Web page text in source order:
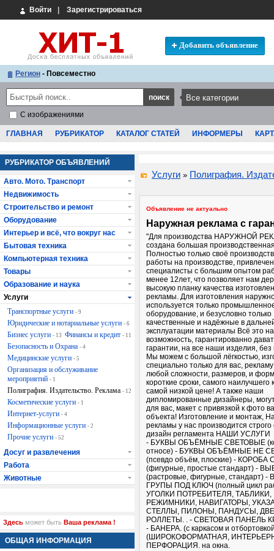
Войти Зарегистрироваться
Добавить объявление
Регион - Повсеместно
С изображениями
ГЛАВНАЯ РУБРИКАТОР КАТАЛОГ СТАТЕЙ ИНФОРМЕРЫ
Услуги » Полиграфия.
Объявление не актуально
Наружная реклама с
"Для производства НАРУЖНОЙ
создана большая
Полностью только своё
работы на производстве,
специалисты с большим опытом
менее 12лет, что позволяет нам
высокую планку качества
рекламы. Для изготовления
используется только
оборудование, и безусловно только
качественные и надёжные в
эксплуатации материалы Всё это
возможность, гарантированно
гарантии, на все наши изделия, без
Мы можем с большой лёгкостью,
специально только для вас,
любой сложности, размеров, и
короткие сроки, самого наилучшего
самой низкой цене! А также наши
дипломированные дизайнеры, могут
для вас, макет с привязкой к фото
объекта! Изготовление и монтаж,
рекламы у нас производится строго
дизайн регламента НАШИ УСЛУГИ
- БУКВЫ ОБЪЁМНЫЕ СВЕТОВЫЕ
относе) - БУКВЫ ОБЪЁМНЫЕ НЕ
(псевдо объём, плоские) -
(фигурные, простые стандарт) -
(растровые, фигурные, стандарт)
ГРУПЫ ПОД КЛЮЧ (полный цикл
УГОЛКИ ПОТРЕБИТЕЛЯ, ТАБЛИКИ,
РЕЖИМНИКИ, НАВИГАТОРЫ,
СТЕЛЛЫ, ПИЛОНЫ, ПАНДУСЫ,
РОЛЛЕТЫ. . - СВЕТОВАЯ ПАНЕЛЬ
- БАНЕРА. (с каркасом и
(ШИРОКОФОРМАТНАЯ,
ПЕРФОРАЦИЯ. на окна.
РУБРИКАТОР ОБЪЯВЛЕНИЙ
Авто. Мото. Транспорт
Недвижимость
Строительство и ремонт
Оборудование
Интерьер и всё, что вокруг нас
Бытовая техника
Компьютерная техника
Товары
Образование и наука
Услуги
Транспортные услуги - 9
Юридические и нотариальные услуги - 6
Бизнес услуги - 13 Финансы и кредит - 11
Безопасность и Охрана - 4
Медицинские услуги - 5
Организация и обслуживание
мероприятий - 1
Полиграфия. Издательство. Реклама - 12
Косметические услуги - 1
Интернет-услуги - 4
Информационные услуги - 2
Прочие услуги - 52
Досуг и развлечения
Работа
Животные
Здесь может быть Ваша реклама !
ОБЩАЯ ИНФОРМАЦИЯ